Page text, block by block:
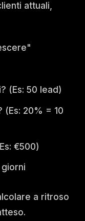
attuali,
(Es: 50 lead)
20% = 10
€500)
a ritroso